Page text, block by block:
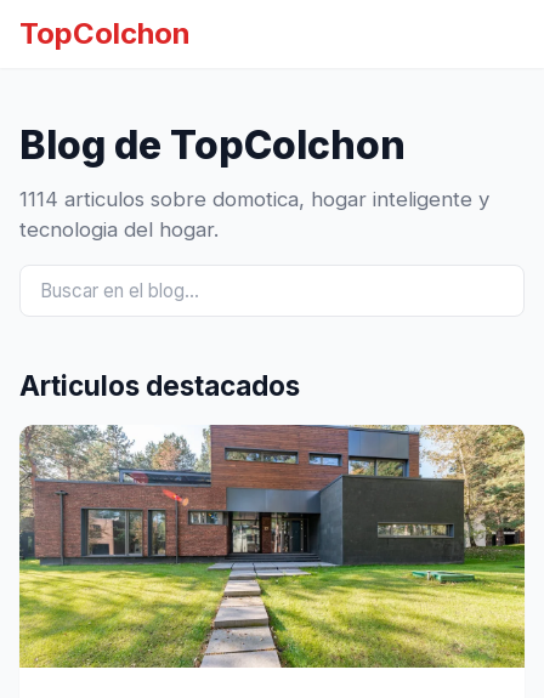
TopColchon
Blog de TopColchon
1114 articulos sobre domotica, hogar inteligente y
tecnologia del hogar.
Articulos destacados